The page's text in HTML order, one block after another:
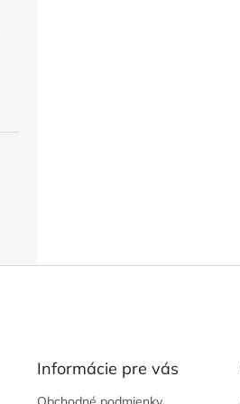
Informácie pre vás